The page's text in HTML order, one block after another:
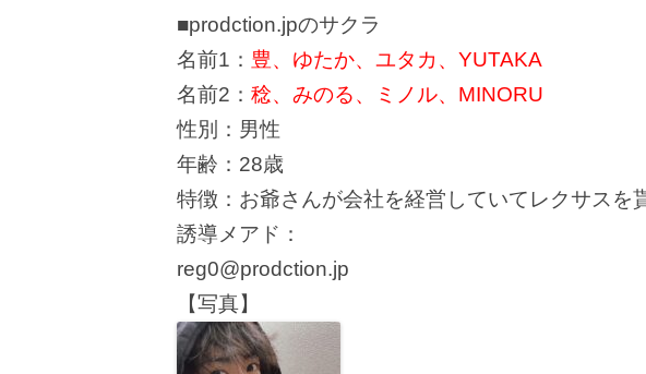
■prodction.jpのサクラ
名前1： 豊、ゆたか、ユタカ、YUTAKA
名前2： 稔、みのる、ミノル、MINORU
性別：男性
年齢：28歳
特徴：お爺さんが会社を経営していてレクサスを
誘導メアド：
reg0@prodction.jp
【写真】